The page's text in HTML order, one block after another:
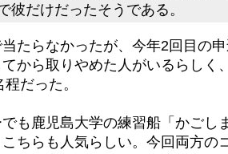
彼だけだったそうである。
たらなかったが、今年2回目の
から取りやめた人がいるらしく
だった。
も鹿児島大学の練習船「かごし
ちらも人気らしい。今回両方の